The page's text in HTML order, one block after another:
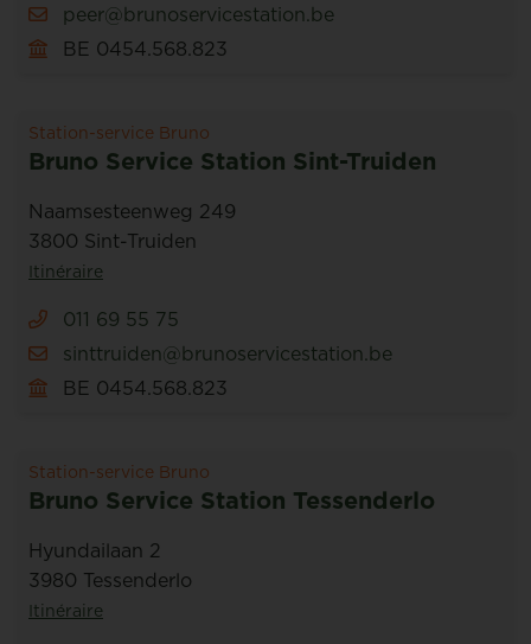
peer@brunoservicestation.be
BE 0454.568.823
Station-service Bruno
Bruno Service Station Sint-Truiden
Naamsesteenweg 249
3800 Sint-Truiden
Itinéraire
011 69 55 75
sinttruiden@brunoservicestation.be
BE 0454.568.823
Station-service Bruno
Bruno Service Station Tessenderlo
Hyundailaan 2
3980 Tessenderlo
Itinéraire